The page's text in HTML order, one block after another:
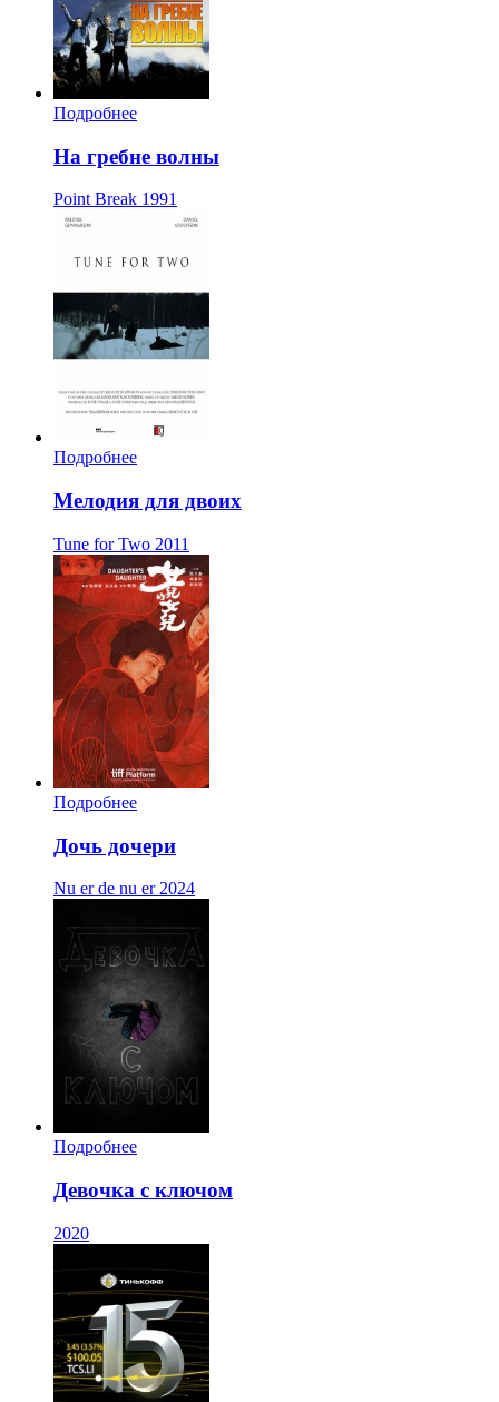
Подробнее
На гребне волны
Point Break 1991
Подробнее
Мелодия для двоих
Tune for Two 2011
Подробнее
Дочь дочери
Nu er de nu er 2024
Подробнее
Девочка с ключом
2020